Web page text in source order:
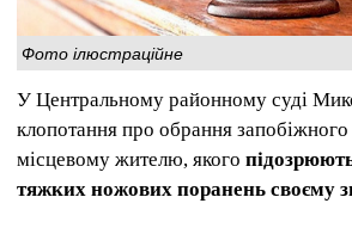
Фото ілюстраційне
У Центральному районному суді
клопотання про обрання
місцевому жителю, якого
тяжких ножових поранень своєму